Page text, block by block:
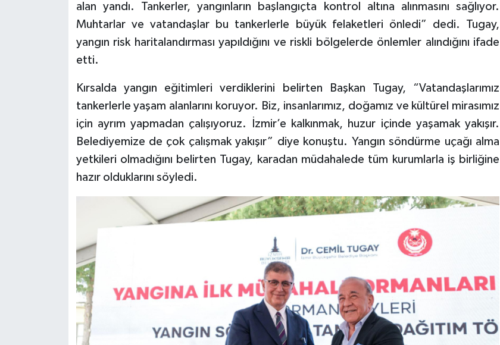
alan yandı. Tankerler, yangınların başlangıçta kontrol altına alınmasını sağlıyor.
Muhtarlar ve vatandaşlar bu tankerlerle büyük felaketleri önledi” dedi. Tugay,
yangın risk haritalandırması yapıldığını ve riskli bölgelerde önlemler alındığını ifade
etti.
Kırsalda yangın eğitimleri verdiklerini belirten Başkan Tugay, “Vatandaşlarımız
tankerlerle yaşam alanlarını koruyor. Biz, insanlarımız, doğamız ve kültürel mirasımız
için ayrım yapmadan çalışıyoruz. İzmir’e kalkınmak, huzur içinde yaşamak yakışır.
Belediyemize de çok çalışmak yakışır” diye konuştu. Yangın söndürme uçağı alma
yetkileri olmadığını belirten Tugay, karadan müdahalede tüm kurumlarla iş birliğine
hazır olduklarını söyledi.